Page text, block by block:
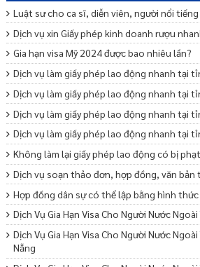
Luật sư cho ca sĩ, diễn viên, người nổi tiếng
Dịch vụ xin Giấy phép kinh doanh rượu
Gia hạn visa Mỹ 2024 được bao nhiêu lần?
Dịch vụ làm giấy phép lao động nhanh tại
Dịch vụ làm giấy phép lao động nhanh tại
Dịch vụ làm giấy phép lao động nhanh tại
Dịch vụ làm giấy phép lao động nhanh tại
Không làm lại giấy phép lao động có bị
Dịch vụ soạn thảo đơn, hợp đồng, văn bản
Hợp đồng dân sự có thể lập bằng hình thức
Dịch Vụ Gia Hạn Visa Cho Người Nước
Dịch Vụ Gia Hạn Visa Cho Người Nước
Nẵng